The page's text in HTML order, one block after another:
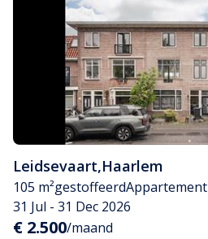
Leidsevaart,Haarlem
105 m²gestoffeerdAppartement
31 Jul - 31 Dec 2026
€ 2.500/maand